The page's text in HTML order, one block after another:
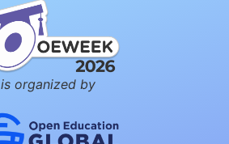
is organized by